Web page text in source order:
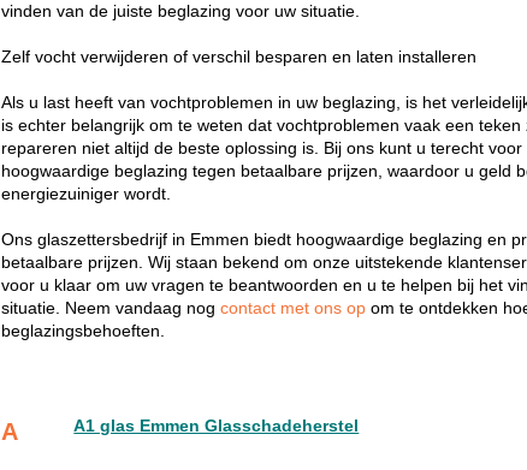
vinden van de juiste beglazing voor uw situatie.
Zelf vocht verwijderen of verschil besparen en laten installeren
Als u last heeft van vochtproblemen in uw beglazing, is het
is echter belangrijk om te weten dat vochtproblemen vaak een
repareren niet altijd de beste oplossing is. Bij ons kunt u terecht
hoogwaardige beglazing tegen betaalbare prijzen, waardoor u geld
energiezuiniger wordt.
Ons glaszettersbedrijf in Emmen biedt hoogwaardige beglazing en
betaalbare prijzen. Wij staan bekend om onze uitstekende
voor u klaar om uw vragen te beantwoorden en u te helpen bij het
situatie. Neem vandaag nogcontact met ons opom te ontdekken
beglazingsbehoeften.
A A1 glas Emmen Glasschadeherstel